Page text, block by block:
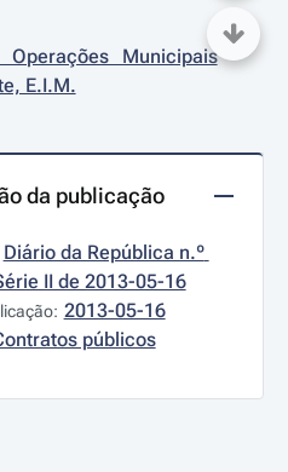
Operações Municipais
E.I.M.
da publicação
Diário da República n.º
II de 2013-05-16
2013-05-16
públicos